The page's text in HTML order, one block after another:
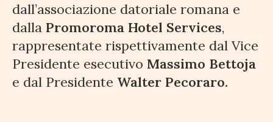
dall’associazione datoriale romana e
dalla Promoroma Hotel Services,
rappresentate rispettivamente dal Vice
Presidente esecutivo Massimo Bettoja
e dal Presidente Walter Pecoraro.